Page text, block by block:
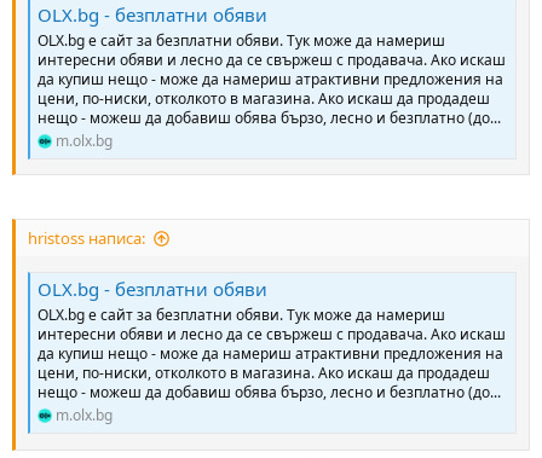
OLX.bg - безплатни обяви
OLX.bg e сайт за безплатни обяви. Тук може да намериш
интересни обяви и лесно да се свържеш с продавача. Ако искаш
да купиш нещо - може да намериш атрактивни предложения на
цени, по-ниски, отколкото в магазина. Ако искаш да продадеш
нещо - можеш да добавиш обява бързо, лесно и безплатно (до...
m.olx.bg
hristoss написа:
OLX.bg - безплатни обяви
OLX.bg e сайт за безплатни обяви. Тук може да намериш
интересни обяви и лесно да се свържеш с продавача. Ако искаш
да купиш нещо - може да намериш атрактивни предложения на
цени, по-ниски, отколкото в магазина. Ако искаш да продадеш
нещо - можеш да добавиш обява бързо, лесно и безплатно (до...
m.olx.bg